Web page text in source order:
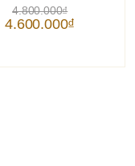
4.800.000₫
gốc
là:
4.600.000₫
4.600.000₫.